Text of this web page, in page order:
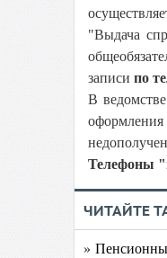
"Выдача
записи по
В
Телефоны
ЧИТАЙТЕ
»